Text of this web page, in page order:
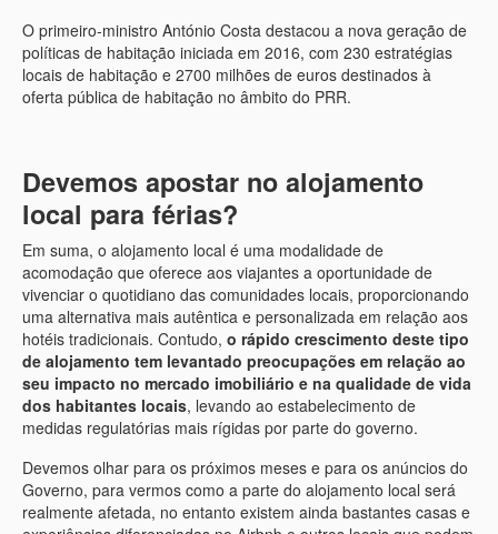
O primeiro-ministro António Costa destacou a nova geração de
políticas de habitação iniciada em 2016, com 230 estratégias
locais de habitação e 2700 milhões de euros destinados à
oferta pública de habitação no âmbito do PRR.
Devemos apostar no alojamento
local para férias?
Em suma, o alojamento local é uma modalidade de
acomodação que oferece aos viajantes a oportunidade de
vivenciar o quotidiano das comunidades locais, proporcionando
uma alternativa mais autêntica e personalizada em relação aos
hotéis tradicionais. Contudo, o rápido crescimento deste tipo
de alojamento tem levantado preocupações em relação ao
seu impacto no mercado imobiliário e na qualidade de vida
dos habitantes locais, levando ao estabelecimento de
medidas regulatórias mais rígidas por parte do governo.
Devemos olhar para os próximos meses e para os anúncios do
Governo, para vermos como a parte do alojamento local será
realmente afetada, no entanto existem ainda bastantes casas e